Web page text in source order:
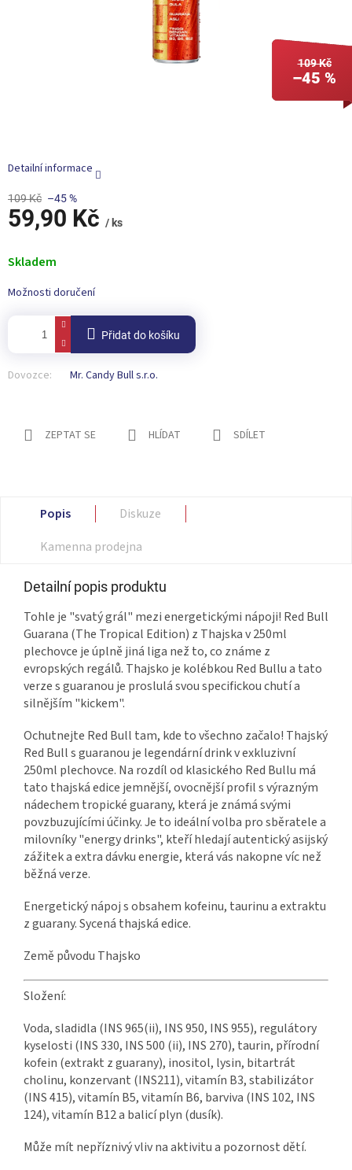
109 Kč
–45 %
109 Kč –45 %
59,90 Kč / ks
cena:
Skladem
Možnosti doručení
Přidat do košíku
Dovozce: Mr. Candy Bull s.r.o.
Detailní informace
ZEPTAT SE HLÍDAT SDÍLET
Popis
Diskuze
Kamenna prodejna
Detailní popis produktu
Tohle je "svatý grál" mezi energetickými nápoji! Red Bull
Guarana (The Tropical Edition) z Thajska v 250ml
plechovce je úplně jiná liga než to, co známe z
evropských regálů. Thajsko je kolébkou Red Bullu a tato
verze s guaranou je proslulá svou specifickou chutí a
silnějším "kickem".
Ochutnejte Red Bull tam, kde to všechno začalo! Thajský
Red Bull s guaranou je legendární drink v exkluzivní
250ml plechovce. Na rozdíl od klasického Red Bullu má
tato thajská edice jemnější, ovocnější profil s výrazným
nádechem tropické guarany, která je známá svými
povzbuzujícími účinky. Je to ideální volba pro sběratele a
milovníky "energy drinks", kteří hledají autentický asijský
zážitek a extra dávku energie, která vás nakopne víc než
běžná verze.
Energetický nápoj s obsahem kofeinu, taurinu a extraktu
z guarany. Sycená thajská edice.
Země původu Thajsko
Složení:
Voda, sladidla (INS 965(ii), INS 950, INS 955), regulátory
kyselosti (INS 330, INS 500 (ii), INS 270), taurin, přírodní
kofein (extrakt z guarany), inositol, lysin, bitartrát
cholinu, konzervant (INS211), vitamín B3, stabilizátor
(INS 415), vitamín B5, vitamín B6, barviva (INS 102, INS
124), vitamín B12 a balicí plyn (dusík).
Může mít nepříznivý vliv na aktivitu a pozornost dětí.